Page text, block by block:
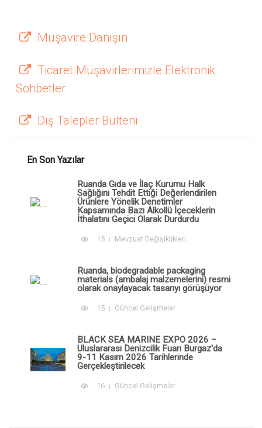
Müşavire Danışın
Ticaret Müşavirlerimizle Elektronik
Sohbetler
Dış Talepler Bülteni
En Son Yazılar
Ruanda Gıda ve İlaç Kurumu Halk
Sağlığını Tehdit Ettiği Değerlendirilen
Ürünlere Yönelik Denetimler
Kapsamında Bazı Alkollü İçeceklerin
İthalatını Geçici Olarak Durdurdu
15 Mevzuat Değişiklikleri
Ruanda, biodegradable packaging
materials (ambalaj malzemelerini) resmi
olarak onaylayacak tasarıyı görüşüyor
15 Güncel Gelişmeler
BLACK SEA MARINE EXPO 2026 –
Uluslararası Denizcilik Fuarı Burgaz'da
9-11 Kasım 2026 Tarihlerinde
Gerçekleştirilecek
16 Güncel Gelişmeler